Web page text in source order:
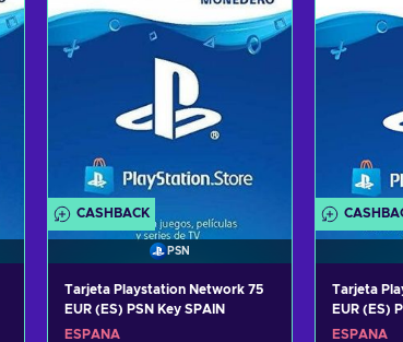
CASHBACK
PSN
Tarjeta Playstation Network 75
EUR (ES) PSN Key SPAIN
ESPAÑA
Tarjeta
EUR (ES)
ESPAÑA